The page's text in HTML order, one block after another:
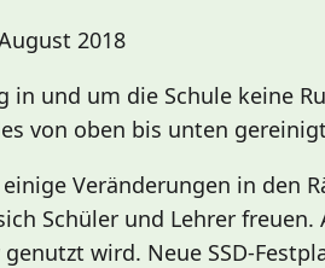
2018
in und um die Schule keine
von oben bis unten
Veränderungen in den
Schüler und Lehrer
wird. Neue SSD-